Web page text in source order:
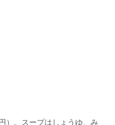
）。スープはしょうゆ、み